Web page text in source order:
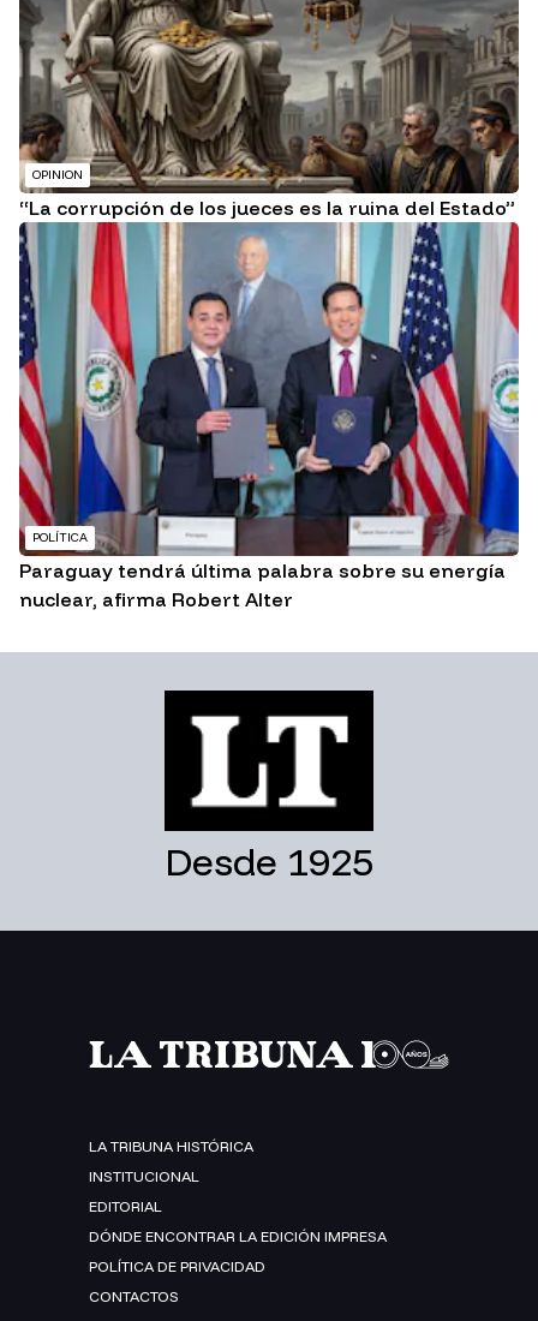
OPINION
“La corrupción de los jueces es la ruina del Estado”
POLÍTICA
Paraguay tendrá última palabra sobre su energía
nuclear, afirma Robert Alter
Desde 1925
LA TRIBUNA HISTÓRICA
INSTITUCIONAL
EDITORIAL
DÓNDE ENCONTRAR LA EDICIÓN IMPRESA
POLÍTICA DE PRIVACIDAD
CONTACTOS